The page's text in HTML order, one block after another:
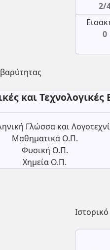
2/
0
και Τεχνολογικές
Γλώσσα και
Μαθηματικά Ο.Π.
Φυσική Ο.Π.
Χημεία Ο.Π.